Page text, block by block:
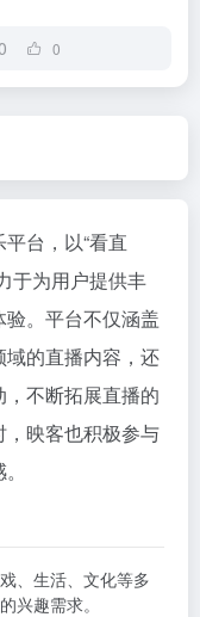
0
台，以“看直
于为用户提供丰
。平台不仅涵盖
的直播内容，还
不断拓展直播的
映客也积极参与
、生活、文化等多
兴趣需求。